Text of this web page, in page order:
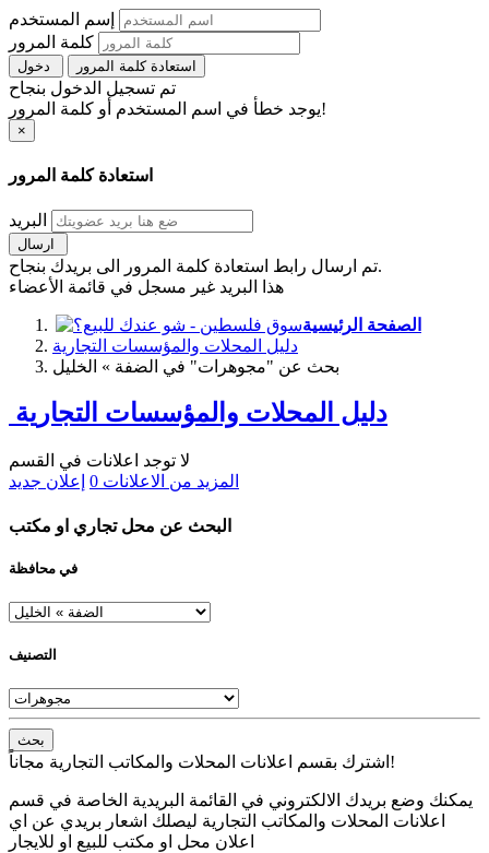
إسم المستخدم
كلمة المرور
استعادة كلمة المرور
تم تسجيل الدخول بنجاح
يوجد خطأ في اسم المستخدم أو كلمة المرور!
×
استعادة كلمة المرور
البريد
تم ارسال رابط استعادة كلمة المرور الى بريدك بنجاح.
هذا البريد غير مسجل في قائمة الأعضاء
الصفحة الرئيسية
دليل المحلات والمؤسسات التجارية
بحث عن "مجوهرات" في الضفة » الخليل
دليل المحلات والمؤسسات التجارية
لا توجد اعلانات في القسم
المزيد من الاعلانات 0 إعلان جديد
البحث عن محل تجاري او مكتب
في محافظة
التصنيف
بحث
اشترك بقسم اعلانات المحلات والمكاتب التجارية مجاناً!
يمكنك وضع بريدك الالكتروني في القائمة البريدية الخاصة في قسم
اعلانات المحلات والمكاتب التجارية ليصلك اشعار بريدي عن اي
اعلان محل او مكتب للبيع او للايجار